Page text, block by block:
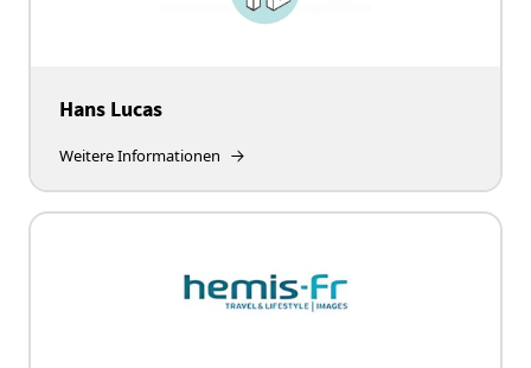
Hans Lucas
Weitere Informationen